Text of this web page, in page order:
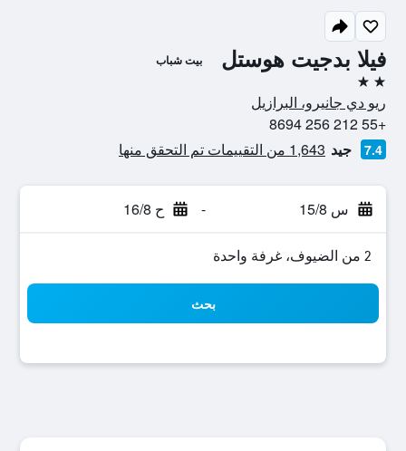
فيلا بدجيت هوستل بيت شباب
2 نجمتين
ريو دي جانيرو، البرازيل
+55 212 256 8694
7.4 جيد 1,643 من التقييمات تم التحقق منها
س 15/8 - ح 16/8
2 من الضيوف، غرفة واحدة
بحث